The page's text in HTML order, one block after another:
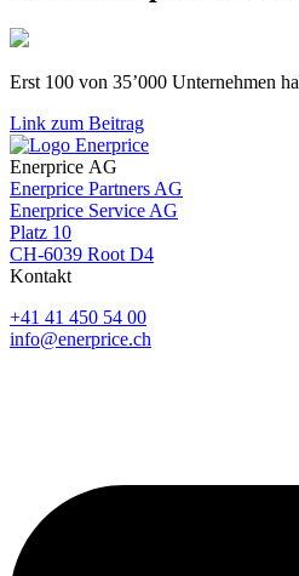
Erst 100 von 35’000 Unternehmen
Link zum Beitrag
Enerprice AG
Enerprice Partners AG
Enerprice Service AG
Platz 10
CH-6039 Root D4
Kontakt
+41 41 450 54 00
info@enerprice.ch